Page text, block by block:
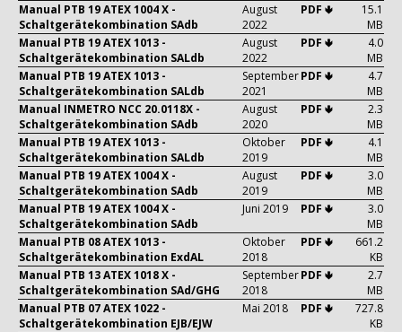
Manual PTB 19 ATEX 1004 X -
Schaltgerätekombination SAdb
August
2022
PDF 🢃
15.1
MB
Manual PTB 19 ATEX 1013 -
Schaltgerätekombination SALdb
August
2022
PDF 🢃
4.0
MB
Manual PTB 19 ATEX 1013 -
Schaltgerätekombination SALdb
September
2021
PDF 🢃
4.7
MB
Manual INMETRO NCC 20.0118X -
Schaltgerätekombination SAdb
August
2020
PDF 🢃
2.3
MB
Manual PTB 19 ATEX 1013 -
Schaltgerätekombination SALdb
Oktober
2019
PDF 🢃
4.1
MB
Manual PTB 19 ATEX 1004 X -
Schaltgerätekombination SAdb
August
2019
PDF 🢃
3.0
MB
Manual PTB 19 ATEX 1004 X -
Schaltgerätekombination SAdb
Juni 2019 PDF 🢃
3.0
MB
Manual PTB 08 ATEX 1013 -
Schaltgerätekombination ExdAL
Oktober
2018
PDF 🢃
661.2
KB
Manual PTB 13 ATEX 1018 X -
Schaltgerätekombination SAd/GHG
September
2018
PDF 🢃
2.7
MB
Manual PTB 07 ATEX 1022 -
Schaltgerätekombination EJB/EJW
Mai 2018 PDF 🢃
727.8
KB